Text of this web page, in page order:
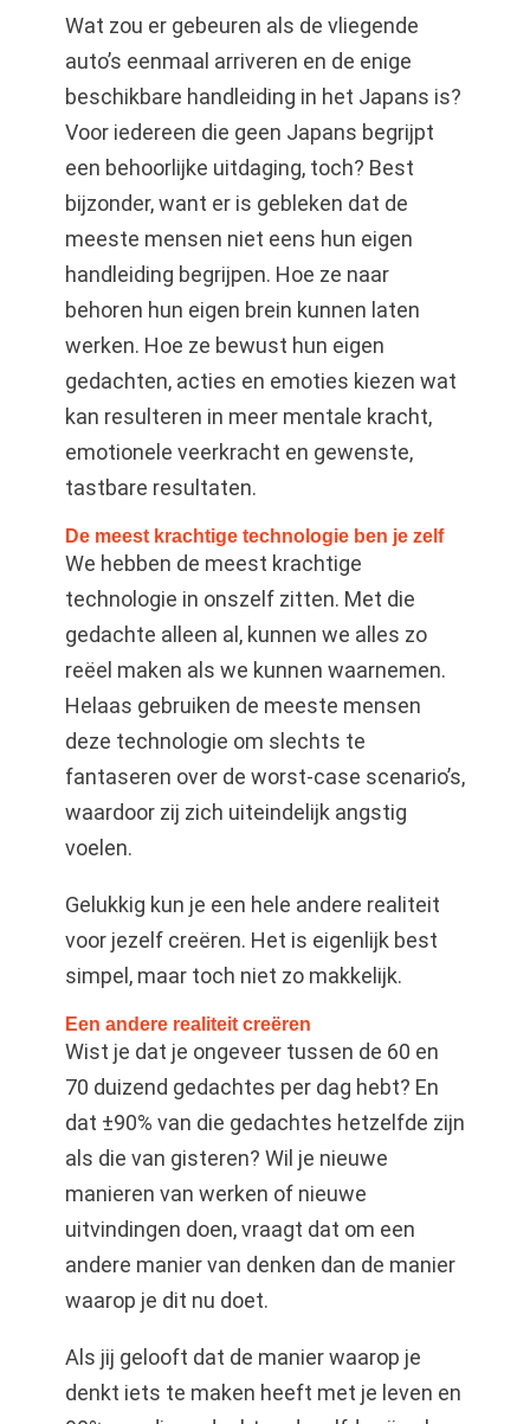
Wat zou er gebeuren als de vliegende
auto’s eenmaal arriveren en de enige
beschikbare handleiding in het Japans is?
Voor iedereen die geen Japans begrijpt
een behoorlijke uitdaging, toch? Best
bijzonder, want er is gebleken dat de
meeste mensen niet eens hun eigen
handleiding begrijpen. Hoe ze naar
behoren hun eigen brein kunnen laten
werken. Hoe ze bewust hun eigen
gedachten, acties en emoties kiezen wat
kan resulteren in meer mentale kracht,
emotionele veerkracht en gewenste,
tastbare resultaten.
De meest krachtige technologie ben je zelf
We hebben de meest krachtige
technologie in onszelf zitten. Met die
gedachte alleen al, kunnen we alles zo
reëel maken als we kunnen waarnemen.
Helaas gebruiken de meeste mensen
deze technologie om slechts te
fantaseren over de worst-case scenario’s,
waardoor zij zich uiteindelijk angstig
voelen.
Gelukkig kun je een hele andere realiteit
voor jezelf creëren. Het is eigenlijk best
simpel, maar toch niet zo makkelijk.
Een andere realiteit creëren
Wist je dat je ongeveer tussen de 60 en
70 duizend gedachtes per dag hebt? En
dat ±90% van die gedachtes hetzelfde zijn
als die van gisteren? Wil je nieuwe
manieren van werken of nieuwe
uitvindingen doen, vraagt dat om een
andere manier van denken dan de manier
waarop je dit nu doet.
Als jij gelooft dat de manier waarop je
denkt iets te maken heeft met je leven en